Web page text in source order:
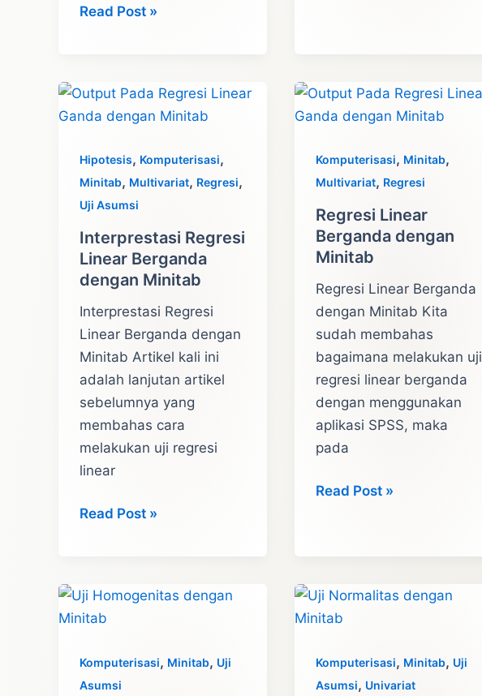
Tutorial
dengan
Minitab
Read Post »
Hipotesis, Komputerisasi,
Minitab, Multivariat, Regresi,
Uji Asumsi
Interprestasi Regresi
Linear Berganda
dengan Minitab
Interprestasi Regresi
Linear Berganda dengan
Minitab Artikel kali ini
adalah lanjutan artikel
sebelumnya yang
membahas cara
melakukan uji regresi
linear
Interprestasi
dengan
Minitab
Read Post »
Komputerisasi, Minitab,
Multivariat, Regresi
Regresi Linear
Berganda dengan
Minitab
Regresi Linear Berganda
dengan Minitab Kita
sudah membahas
bagaimana melakukan uji
regresi linear berganda
dengan menggunakan
aplikasi SPSS, maka
pada
Regresi
Read Post »
Komputerisasi, Minitab, Uji
Asumsi
Komputerisasi, Minitab, Uji
Asumsi, Univariat